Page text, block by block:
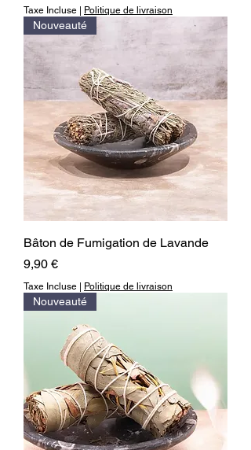
Taxe Incluse | Politique de livraison
Nouveauté
Bâton de Fumigation de Lavande
Prix
9,90 €
Taxe Incluse | Politique de livraison
Nouveauté